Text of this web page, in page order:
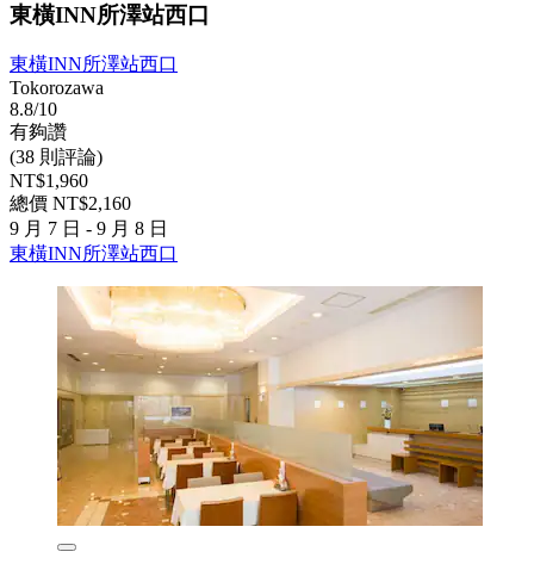
東橫INN所澤站西口
東橫INN所澤站西口
Tokorozawa
8.8/10
有夠讚
(38 則評論)
NT$1,960
總價 NT$2,160
9 月 7 日 - 9 月 8 日
東橫INN所澤站西口